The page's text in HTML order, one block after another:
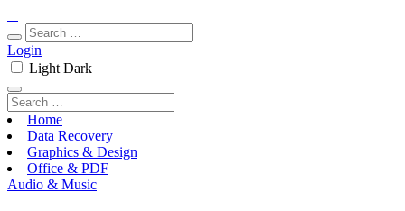
Login
Light Dark
Home
Data Recovery
Graphics & Design
Office & PDF
Audio & Music